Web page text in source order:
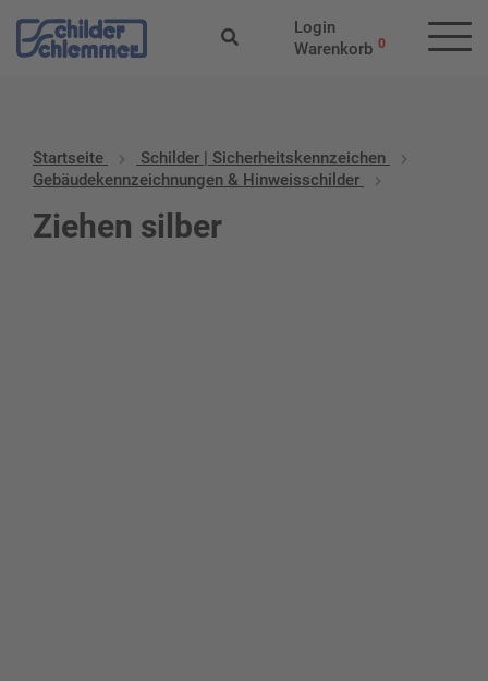
Login
Warenkorb 0
Startseite
Schilder | Sicherheitskennzeichen
Gebäudekennzeichnungen & Hinweisschilder
Ziehen silber